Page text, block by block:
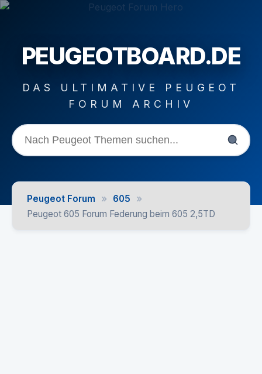
PEUGEOTBOARD.DE
DAS ULTIMATIVE PEUGEOT
FORUM ARCHIV
Peugeot Forum » 605 »
Peugeot 605 Forum Federung beim 605 2,5TD